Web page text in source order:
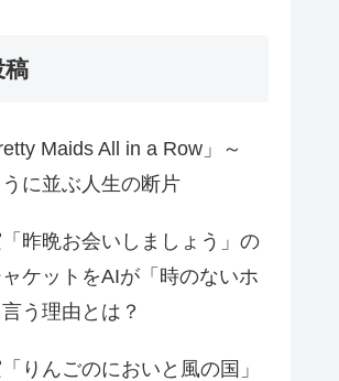
稿
Maids All in a Row」～
に並ぶ人生の断片
昨晩お会いしましょう」の
ケットをAIが「時のないホ
う理由とは？
りんごのにおいと風の国」